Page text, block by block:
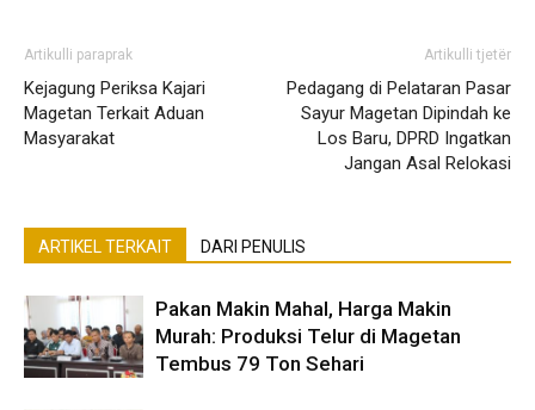
Artikulli paraprak
Kejagung Periksa Kajari
Magetan Terkait Aduan
Masyarakat
Artikulli tjetër
Pedagang di Pelataran Pasar
Sayur Magetan Dipindah ke
Los Baru, DPRD Ingatkan
Jangan Asal Relokasi
ARTIKEL TERKAIT DARI PENULIS
Pakan Makin Mahal, Harga Makin
Murah: Produksi Telur di Magetan
Tembus 79 Ton Sehari